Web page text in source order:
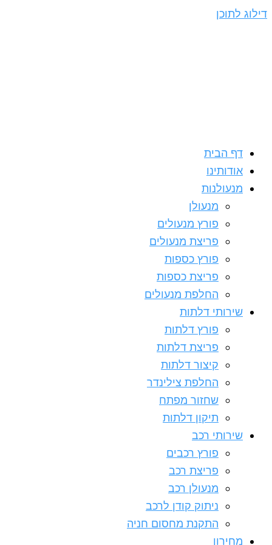
דילוג לתוכן
דף הבית
אודותינו
מנעולנות
מנעולן
פורץ מנעולים
פריצת מנעולים
פורץ כספות
פריצת כספות
החלפת מנעולים
שירותי דלתות
פורץ דלתות
פריצת דלתות
קיצור דלתות
החלפת צילינדר
שחזור מפתח
תיקון דלתות
שירותי רכב
פורץ רכבים
פריצת רכב
מנעולן רכב
ניתוק קודן לרכב
התקנת מחסום חניה
מחירון